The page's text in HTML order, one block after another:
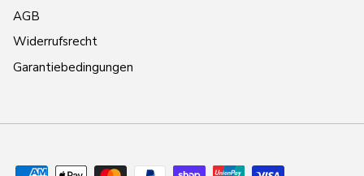
AGB
Widerrufsrecht
Garantiebedingungen